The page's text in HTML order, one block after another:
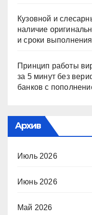
Кузовной и
наличие
и сроки
Принцип работы
за 5 минут без
банков с
Архив
Июль 2026
Июнь 2026
Май 2026